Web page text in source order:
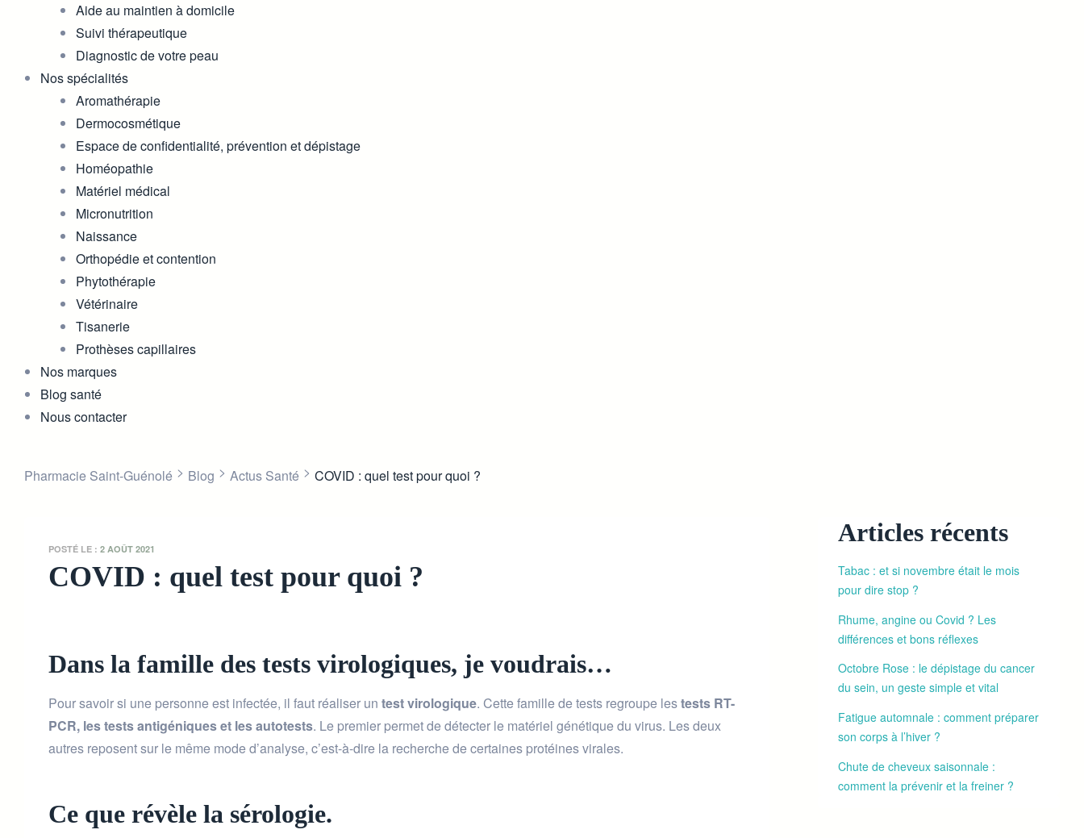
Aide au maintien à domicile
Suivi thérapeutique
Diagnostic de votre peau
Nos spécialités
Aromathérapie
Dermocosmétique
Espace de confidentialité, prévention et dépistage
Homéopathie
Matériel médical
Micronutrition
Naissance
Orthopédie et contention
Phytothérapie
Vétérinaire
Tisanerie
Prothèses capillaires
Nos marques
Blog santé
Nous contacter
Pharmacie Saint-Guénolé > Blog > Actus Santé > COVID : quel test pour quoi ?
POSTÉ LE : 2 AOÛT 2021
COVID : quel test pour quoi ?
Dans la famille des tests virologiques, je voudrais…
Pour savoir si une personne est infectée, il faut réaliser un test virologique. Cette famille de tests regroupe lestests RT-
PCR, les tests antigéniques et les autotests. Le premier permet de détecter le matériel génétique du virus. Les deux
autres reposent sur le même mode d’analyse, c’est-à-dire la recherche de certaines protéines virales.
Ce que révèle la sérologie.
Articles récents
Tabac : et si novembre était le mois
pour dire stop ?
Rhume, angine ou Covid ? Les
différences et bons réflexes
Octobre Rose : le dépistage du cancer
du sein, un geste simple et vital
Fatigue automnale : comment préparer
son corps à l’hiver ?
Chute de cheveux saisonnale :
comment la prévenir et la freiner ?